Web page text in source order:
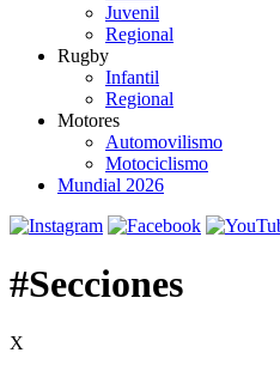
Juvenil
Regional
Rugby
Infantil
Regional
Motores
Automovilismo
Motociclismo
Mundial 2026
#Secciones
X